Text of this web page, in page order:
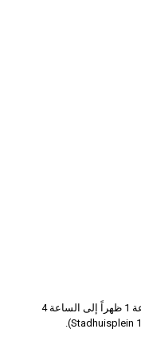
من الاثنين إلى الجمعة من الساعة 1 ظهراً إلى الساعة 4